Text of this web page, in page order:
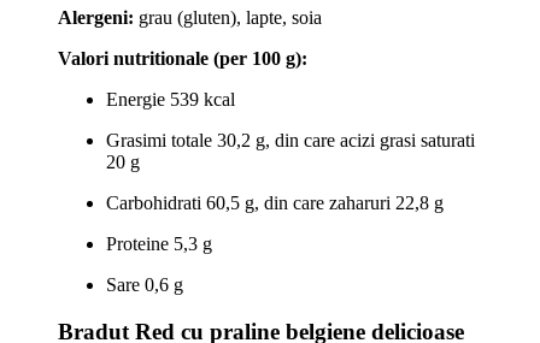
Alergeni: grau (gluten), lapte, soia
Valori nutritionale (per 100 g):
Energie 539 kcal
Grasimi totale 30,2 g, din care acizi grasi saturati
20 g
Carbohidrati 60,5 g, din care zaharuri 22,8 g
Proteine 5,3 g
Sare 0,6 g
Bradut Red cu praline belgiene delicioase